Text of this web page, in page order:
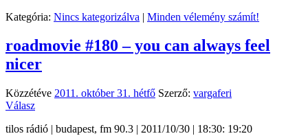
Kategória: Nincs kategorizálva | Minden vélemény számít!
roadmovie #180 – you can always feel
nicer
Közzétéve 2011. október 31. hétfő Szerző: vargaferi
Válasz
tilos rádió | budapest, fm 90.3 | 2011/10/30 | 18:30: 19:20